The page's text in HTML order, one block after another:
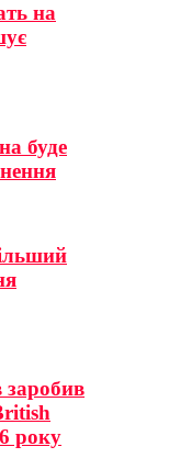
на
буде
заробив
року